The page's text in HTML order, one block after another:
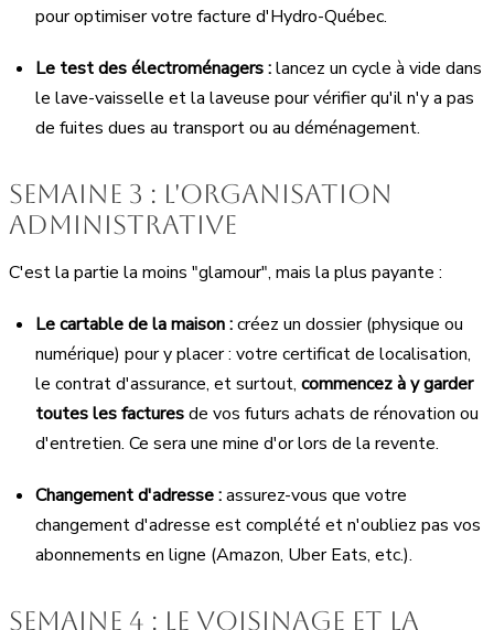
pour optimiser votre facture d'Hydro-Québec.
Le test des électroménagers :lancez un cycle à vide dans
le lave-vaisselle et la laveuse pour vérifier qu'il n'y a pas
de fuites dues au transport ou au déménagement.
Semaine 3 : l'organisation
administrative
C'est la partie la moins "glamour", mais la plus payante :
Le cartable de la maison :créez un dossier (physique ou
numérique) pour y placer : votre certificat de localisation,
le contrat d'assurance, et surtout, commencez à y garder
toutes les facturesde vos futurs achats de rénovation ou
d'entretien. Ce sera une mine d'or lors de la revente.
Changement d'adresse :assurez-vous que votre
changement d'adresse est complété et n'oubliez pas vos
abonnements en ligne (Amazon, Uber Eats, etc.).
Semaine 4 : le voisinage et la